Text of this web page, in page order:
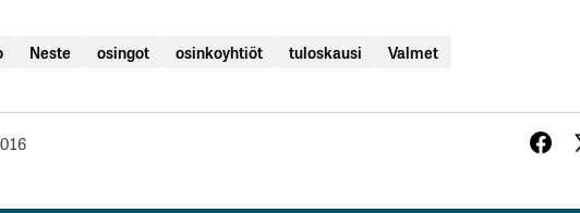
Neste osingot osinkoyhtiöt tuloskausi Valmet